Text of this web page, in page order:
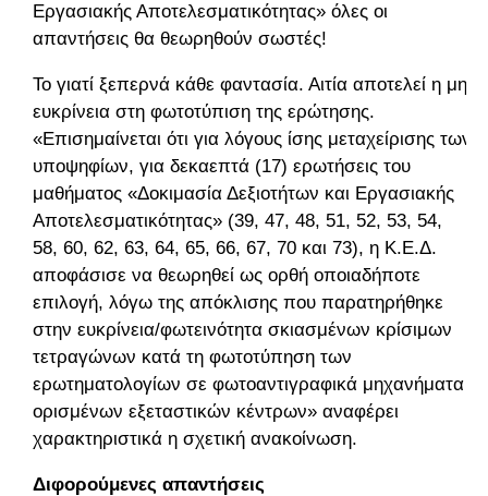
Εργασιακής Αποτελεσματικότητας» όλες οι
απαντήσεις θα θεωρηθούν σωστές!
Το γιατί ξεπερνά κάθε φαντασία. Αιτία αποτελεί η μη
ευκρίνεια στη φωτοτύπιση της ερώτησης.
«Επισημαίνεται ότι για λόγους ίσης μεταχείρισης των
υποψηφίων, για δεκαεπτά (17) ερωτήσεις του
μαθήματος «Δοκιμασία Δεξιοτήτων και Εργασιακής
Αποτελεσματικότητας» (39, 47, 48, 51, 52, 53, 54,
58, 60, 62, 63, 64, 65, 66, 67, 70 και 73), η Κ.Ε.Δ.
αποφάσισε να θεωρηθεί ως ορθή οποιαδήποτε
επιλογή, λόγω της απόκλισης που παρατηρήθηκε
στην ευκρίνεια/φωτεινότητα σκιασμένων κρίσιμων
τετραγώνων κατά τη φωτοτύπηση των
ερωτηματολογίων σε φωτοαντιγραφικά μηχανήματα
ορισμένων εξεταστικών κέντρων» αναφέρει
χαρακτηριστικά η σχετική ανακοίνωση.
Διφορούμενες απαντήσεις